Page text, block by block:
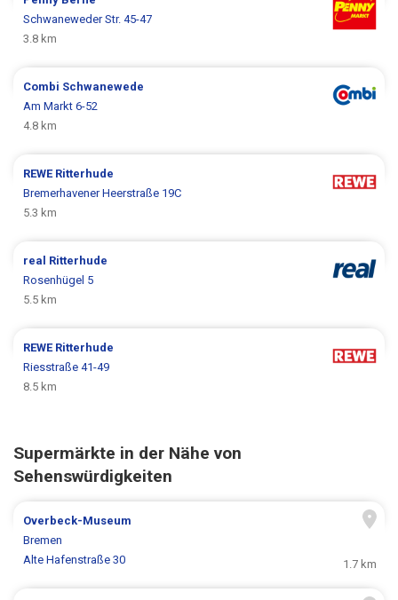
Schwaneweder Str. 45-47
3.8 km
Combi Schwanewede
Am Markt 6-52
4.8 km
REWE Ritterhude
Bremerhavener Heerstraße 19C
5.3 km
real Ritterhude
Rosenhügel 5
5.5 km
REWE Ritterhude
Riesstraße 41-49
8.5 km
Supermärkte in der Nähe von
Sehenswürdigkeiten
Overbeck-Museum
Bremen
Alte Hafenstraße 30
1.7 km